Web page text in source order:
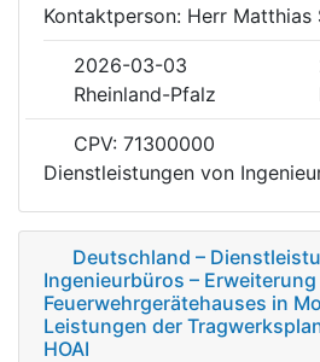
Kontaktperson: Herr Matthias
2026-03-03
Rheinland-Pfalz
CPV: 71300000
Dienstleistungen von
Deutschland –
Ingenieurbüros –
Feuerwehrgerätehauses in
Leistungen der
HOAI